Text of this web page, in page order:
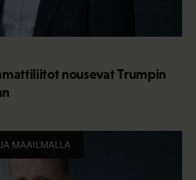
nousevat Trumpin
MAAILMALLA